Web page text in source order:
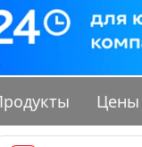
Цены